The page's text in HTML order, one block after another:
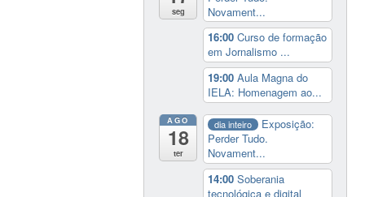
seg
Novament...
16:00Curso de formação
em Jornalismo ...
19:00Aula Magna do
IELA: Homenagem ao...
AGO
18
ter
dia inteiro
Exposição:
Perder Tudo.
Novament...
14:00Soberania
tecnológica e digital